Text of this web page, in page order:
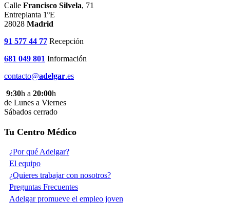
Calle Francisco Silvela, 71
Entreplanta 1ºE
28028 Madrid
91 577 44 77 Recepción
681 049 801 Información
contacto@adelgar.es
9:30h a 20:00h
de Lunes a Viernes
Sábados cerrado
Tu Centro Médico
¿Por qué Adelgar?
El equipo
¿Quieres trabajar con nosotros?
Preguntas Frecuentes
Adelgar promueve el empleo joven